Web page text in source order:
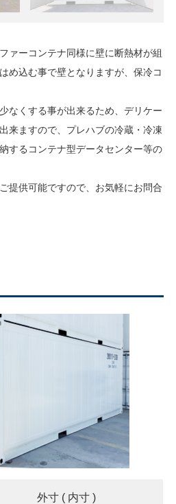
ァーコンテナ同様に壁に断熱材が組
め込む事で壁となりますが、保冷コ
なくする事が出来るため、デリケー
来ますので、プレハブの冷蔵・冷凍
するコンテナ型データセンター等の
提供可能ですので、お気軽にお問合
外寸 ( 内寸 )